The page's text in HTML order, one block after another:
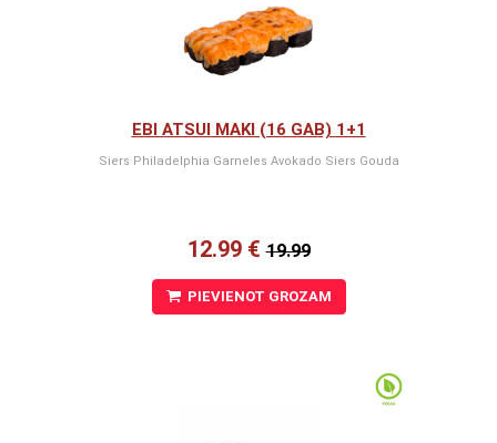
EBI ATSUI MAKI (16 GAB) 1+1
Siers Philadelphia Garneles Avokado Siers Gouda
12.99 €19.99
PIEVIENOT GROZAM